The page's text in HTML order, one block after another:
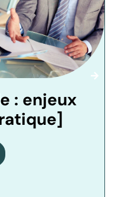
: enjeux